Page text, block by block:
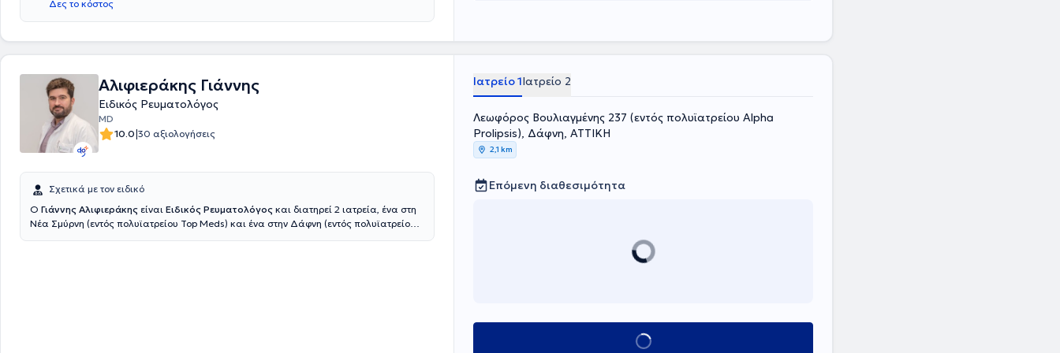
Δες το κόστος
Αλιφιεράκης Γιάννης
Ειδικός Ρευματολόγος
MD
10.0|30 αξιολογήσεις
Σχετικά με τον ειδικό
Ο Γιάννης Αλιφιεράκης είναι Ειδικός Ρευματολόγος και διατηρεί 2 ιατρεία, ένα στη
Νέα Σμύρνη (εντός πολυϊατρείου Top Meds) και ένα στην Δάφνη (εντός πολυϊατρείου
Ιατρείο 1Ιατρείο 2
Λεωφόρος Βουλιαγμένης 237 (εντός πολυϊατρείου Alpha
Prolipsis), Δάφνη, ΑΤΤΙΚΗ
2,1 km
Επόμενη διαθεσιμότητα
Κλείσε ραντεβού